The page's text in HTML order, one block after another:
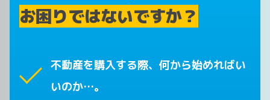
お困りではないですか？
不動産を購入する際、何から始めればい
いのか…。